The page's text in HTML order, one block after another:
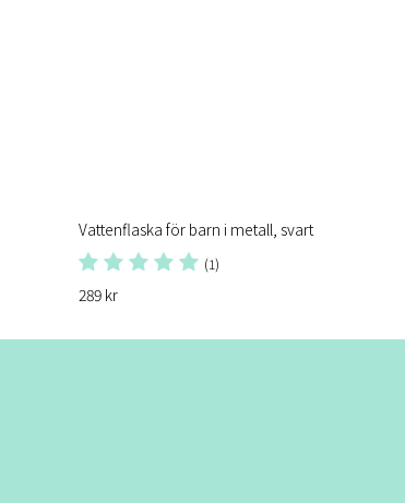
Vattenflaska för barn i metall, svart
(1)
289 kr